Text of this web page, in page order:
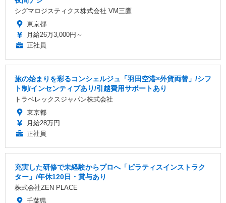
シグマロジスティクス株式会社 VM三鷹
東京都
月給26万3,000円～
正社員
旅の始まりを彩るコンシェルジュ「羽田空港×外貨両替」/シフ
ト制/インセンティブあり/引越費用サポートあり
トラベレックスジャパン株式会社
東京都
月給28万円
正社員
充実した研修で未経験からプロへ「ピラティスインストラク
ター」/年休120日・賞与あり
株式会社ZEN PLACE
千葉県